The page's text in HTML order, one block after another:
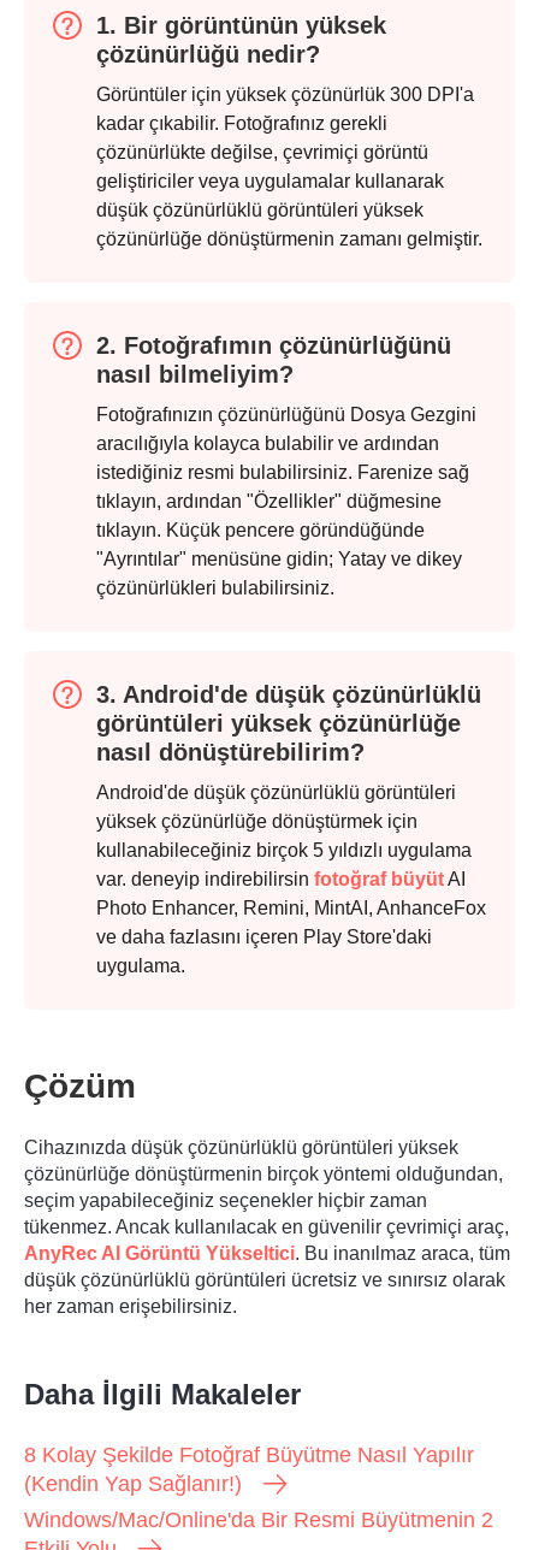
Aşama 1.
Adım 2.
Aşama 3.
1. Bir görüntünün yüksek
çözünürlüğü nedir?
Görüntüler için yüksek çözünürlük 300 DPI'a
kadar çıkabilir. Fotoğrafınız gerekli
çözünürlükte değilse, çevrimiçi görüntü
geliştiriciler veya uygulamalar kullanarak
düşük çözünürlüklü görüntüleri yüksek
çözünürlüğe dönüştürmenin zamanı gelmiştir.
2. Fotoğrafımın çözünürlüğünü
nasıl bilmeliyim?
Fotoğrafınızın çözünürlüğünü Dosya Gezgini
aracılığıyla kolayca bulabilir ve ardından
istediğiniz resmi bulabilirsiniz. Farenize sağ
tıklayın, ardından "Özellikler" düğmesine
tıklayın. Küçük pencere göründüğünde
"Ayrıntılar" menüsüne gidin; Yatay ve dikey
çözünürlükleri bulabilirsiniz.
3. Android'de düşük çözünürlüklü
görüntüleri yüksek çözünürlüğe
nasıl dönüştürebilirim?
Android'de düşük çözünürlüklü görüntüleri
yüksek çözünürlüğe dönüştürmek için
kullanabileceğiniz birçok 5 yıldızlı uygulama
var. deneyip indirebilirsin fotoğraf büyütAI
Photo Enhancer, Remini, MintAI, AnhanceFox
ve daha fazlasını içeren Play Store'daki
uygulama.
Çözüm
Cihazınızda düşük çözünürlüklü görüntüleri yüksek
çözünürlüğe dönüştürmenin birçok yöntemi olduğundan,
seçim yapabileceğiniz seçenekler hiçbir zaman
tükenmez. Ancak kullanılacak en güvenilir çevrimiçi araç,
AnyRec AI Görüntü Yükseltici. Bu inanılmaz araca, tüm
düşük çözünürlüklü görüntüleri ücretsiz ve sınırsız olarak
her zaman erişebilirsiniz.
Daha İlgili Makaleler
8 Kolay Şekilde Fotoğraf Büyütme Nasıl Yapılır
(Kendin Yap Sağlanır!)
Windows/Mac/Online'da Bir Resmi Büyütmenin 2